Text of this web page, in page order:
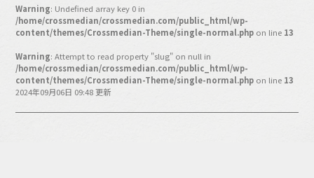
その他
業界ビジネス
CMGNOW!
プロフェッショナル対談
Warning: Undefined array key 0 in
/home/crossmedian/crossmedian.com/public_html/wp-
content/themes/Crossmedian-Theme/single-normal.php on line 13
Warning: Attempt to read property "slug" on null in
/home/crossmedian/crossmedian.com/public_html/wp-
content/themes/Crossmedian-Theme/single-normal.php on line 13
2024年09月06日 09:48 更新